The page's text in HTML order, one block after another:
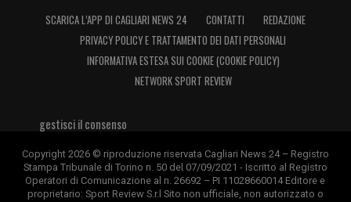
SCARICA L’APP DI CAGLIARI NEWS 24 CONTATTI
REDAZIONE
PRIVACY POLICY E TRATTAMENTO DEI DATI PERSONALI
INFORMATIVA ESTESA SUI COOKIE (COOKIE POLICY)
NETWORK SPORT REVIEW
gestisci il consenso
Copyright 2026 © riproduzione riservata Cagliari News 24 – Registro
Stampa Tribunale di Torino n. 50 del 07/09/2021 - Iscritto al Registro
Operatori di Comunicazione al n. 26692 – PI 11028660014 Editore e
proprietario: Sport Review S.r.l Sito non ufficiale, non autorizzato o